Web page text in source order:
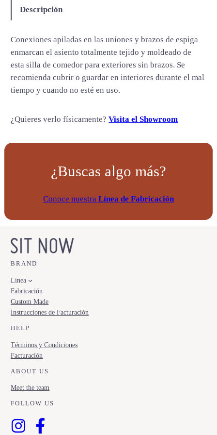
t
d
a
d
Descripción
Conexiones apiladas en las uniones y brazos de espiga
enmarcan el asiento totalmente tejido y moldeado de
esta silla de comedor para exteriores sin brazos. Se
recomienda cubrir o guardar en interiores durante el mal
tiempo y cuando no esté en uso.
¿Quieres verlo físicamente?Visita el Showroom
¿Buscas algo más?
Conoce nuestra Línea de Fabricación
BRAND
Línea
Fabricación
Custom Made
Instrucciones de Facturación
HELP
Términos y Condiciones
Facturación
ABOUT US
Meet the team
FOLLOW US